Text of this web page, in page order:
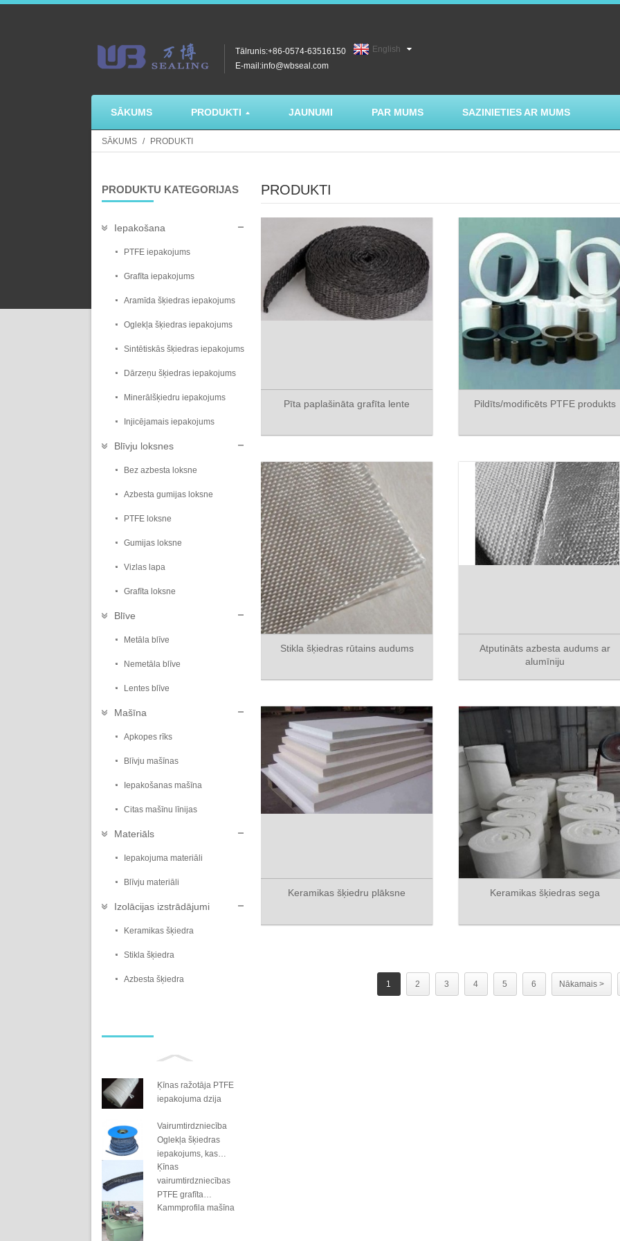
Tālrunis:+86-0574-63516150
E-mail:info@wbseal.com
English
SĀKUMS PRODUKTI JAUNUMI PAR MUMS SAZINIETIES AR MUMS
SĀKUMS PRODUKTI
PRODUKTU KATEGORIJAS
Iepakošana
PTFE iepakojums
Grafīta iepakojums
Aramīda šķiedras iepakojums
Oglekļa šķiedras iepakojums
Sintētiskās šķiedras iepakojums
Dārzeņu šķiedras iepakojums
Minerālšķiedru iepakojums
Injicējamais iepakojums
Blīvju loksnes
Bez azbesta loksne
Azbesta gumijas loksne
PTFE loksne
Gumijas loksne
Vizlas lapa
Grafīta loksne
Blīve
Metāla blīve
Nemetāla blīve
Lentes blīve
Mašīna
Apkopes rīks
Blīvju mašīnas
Iepakošanas mašīna
Citas mašīnu līnijas
Materiāls
Iepakojuma materiāli
Blīvju materiāli
Izolācijas izstrādājumi
Keramikas šķiedra
Stikla šķiedra
Azbesta šķiedra
Ķīnas ražotāja PTFE
iepakojuma dzija
Vairumtirdzniecība
Oglekļa šķiedras
iepakojums, kas
piesūcināts ar PTFE
Ķīnas
vairumtirdzniecības
PTFE grafīta
iepakojums (WB-411A)
Kammprofila mašīna
PRODUKTI
Pīta paplašināta grafīta lente Pildīts/modificēts PTFE produkts
Stikla šķiedras rūtains audums
Atputināts azbesta audums ar
alumīniju
Keramikas šķiedru plāksne Keramikas šķiedras sega
1 2 3 4 5 6 Nākamais >